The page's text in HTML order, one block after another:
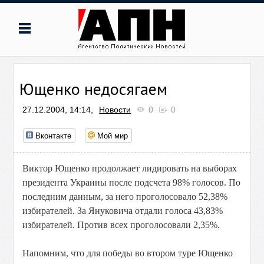
Ющенко недосягаем
27.12.2004, 14:14, Новости 0 0
Вконтакте Мой мир
Виктор Ющенко продолжает лидировать на выборах
президента Украины после подсчета 98% голосов. По
последним данным, за него проголосовало 52,38%
избирателей. За Януковича отдали голоса 43,83%
избирателей. Против всех проголосовали 2,35%.
Напомним, что для победы во втором туре Ющенко